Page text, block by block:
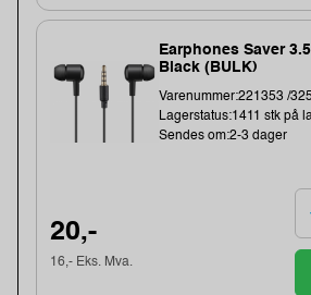
Earphones Saver
Black (BULK)
Varenummer:221353 /
Lagerstatus:1411 stk på
Sendes om:2-3 dager
20,-
16,- Eks. Mva.